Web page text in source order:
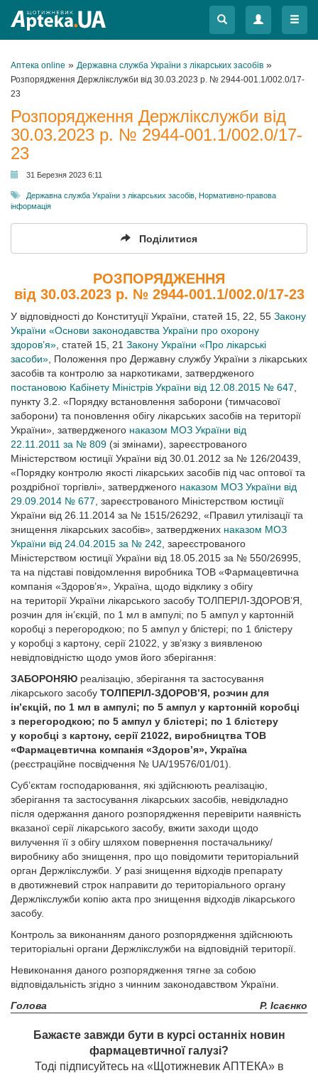
Меню
Меню
Аптека online » Державна служба України з лікарських засобів »
Розпорядження Держлікслужби від 30.03.2023 р. № 2944-001.1/002.0/17-
23
Розпорядження Держлікслужби від
30.03.2023 р. № 2944-001.1/002.0/17-
23
31 Березня 2023 6:11
Державна служба України з лікарських засобів Нормативно-правова
інформація
Поділитися
РОЗПОРЯДЖЕННЯ
від 30.03.2023 р. № 2944-001.1/002.0/17-23
У відповідності до Конституції України, статей 15, 22, 55 Закону
України «Основи законодавства України про охорону
здоров’я» , статей 15, 21 Закону України «Про лікарські
засоби» , Положення про Державну службу України з лікарських
засобів та контролю за наркотиками, затвердженого
постановою Кабінету Міністрів України від 12.08.2015 № 647
пункту 3.2. «Порядку встановлення заборони (тимчасової
заборони) та поновлення обігу лікарських засобів на території
України», затвердженого наказом МОЗ України від
22.11.2011 за № 809 (зі змінами), зареєстрованого
Міністерством юстиції України від 30.01.2012 за № 126/20439,
«Порядку контролю якості лікарських засобів під час оптової та
роздрібної торгівлі», затвердженого наказом МОЗ України від
29.09.2014 № 677 , зареєстрованого Міністерством юстиції
України від 26.11.2014 за № 1515/26292, «Правил утилізації та
знищення лікарських засобів», затверджених наказом МОЗ
України від 24.04.2015 за № 242 , зареєстрованого
Міністерством юстиції України від 18.05.2015 за № 550/26995,
та на підставі повідомлення виробника ТОВ «Фармацевтична
компанія «Здоров’я», Україна, щодо відклику з обігу
на території України лікарського засобу ТОЛПЕРІЛ-ЗДОРОВ’Я,
розчин для ін’єкцій, по 1 мл в ампулі; по 5 ампул у картонній
коробці з перегородкою; по 5 ампул у блістері; по 1 блістеру
у коробці з картону, серії 21022, у зв’язку з виявленою
невідповідністю щодо умов його зберігання:
ЗАБОРОНЯЮ реалізацію, зберігання та застосування
лікарського засобу ТОЛПЕРІЛ-ЗДОРОВ’Я, розчин для
ін’єкцій, по 1 мл в ампулі; по 5 ампул у картонній коробці
з перегородкою; по 5 ампул у блістері; по 1 блістеру
у коробці з картону, серії 21022, виробництва ТОВ
«Фармацевтична компанія «Здоров’я», Україна
(реєстраційне посвідчення № UA/19576/01/01).
Суб’єктам господарювання, які здійснюють реалізацію,
зберігання та застосування лікарських засобів, невідкладно
після одержання даного розпорядження перевірити наявність
вказаної серії лікарського засобу, вжити заходи щодо
вилучення її з обігу шляхом повернення постачальнику/
виробнику або знищення, про що повідомити територіальний
орган Держлікслужби. У разі знищення відходів препарату
в двотижневий строк направити до територіального органу
Держлікслужби копію акта про знищення відходів лікарського
засобу.
Контроль за виконанням даного розпорядження здійснюють
територіальні органи Держлікслужби на відповідній території.
Невиконання даного розпорядження тягне за собою
відповідальність згідно з чинним законодавством України.
Голова
Р. Ісаєнко
Бажаєте завжди бути в курсі останніх новин
фармацевтичної галузі?
Тоді підписуйтесь на «Щотижневик АПТЕКА» в